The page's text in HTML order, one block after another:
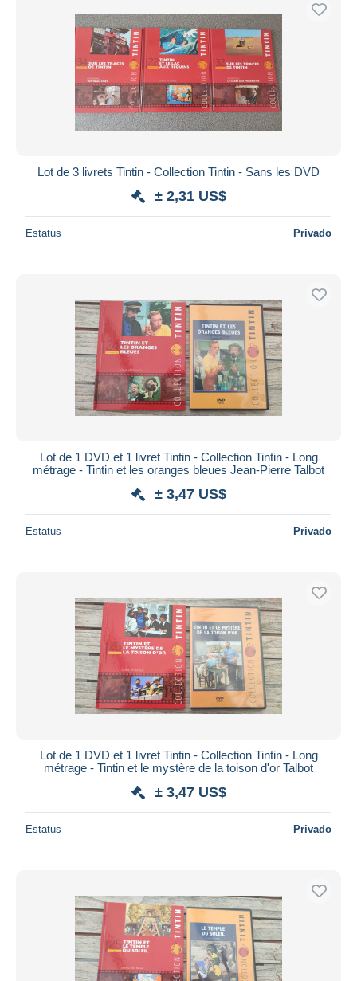
Envío gratis
Métodos de pago
PayPal
Transferencia bancaria
Visa
Deseleccionar todo
Aplicar
Lot de 3 livrets Tintin - Collection Tintin - Sans les DVD
± 2,31 US$
Estatus Privado
Lot de 1 DVD et 1 livret Tintin - Collection Tintin - Long
métrage - Tintin et les oranges bleues Jean-Pierre Talbot
± 3,47 US$
Estatus Privado
Lot de 1 DVD et 1 livret Tintin - Collection Tintin - Long
métrage - Tintin et le mystère de la toison d'or Talbot
± 3,47 US$
Estatus Privado